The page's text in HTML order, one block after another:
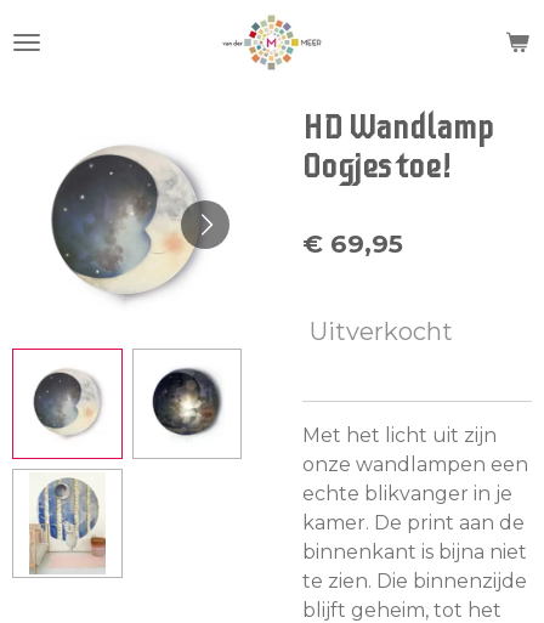
direct
hoofdinhoud
HD Wandlamp
Oogjes toe!
€ 69,95
Uitverkocht
Met het licht uit zijn
onze wandlampen een
echte blikvanger in je
kamer. De print aan de
binnenkant is bijna niet
te zien. Die binnenzijde
blijft geheim, tot het